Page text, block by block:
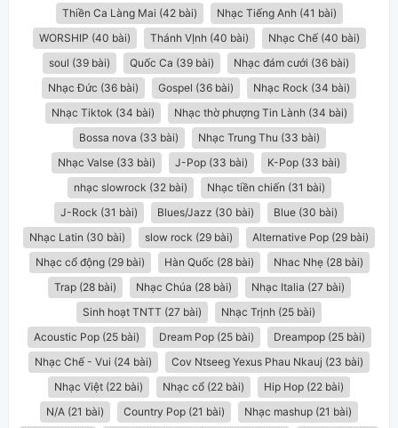
Thiền Ca Làng Mai (42 bài)
Nhạc Tiếng Anh (41 bài)
WORSHIP (40 bài)
Thánh VỊnh (40 bài)
Nhạc Chế (40 bài)
soul (39 bài)
Quốc Ca (39 bài)
Nhạc đám cưới (36 bài)
Nhạc Đức (36 bài)
Gospel (36 bài)
Nhạc Rock (34 bài)
Nhạc Tiktok (34 bài)
Nhạc thờ phượng Tin Lành (34 bài)
Bossa nova (33 bài)
Nhạc Trung Thu (33 bài)
Nhạc Valse (33 bài)
J-Pop (33 bài)
K-Pop (33 bài)
nhạc slowrock (32 bài)
Nhạc tiền chiến (31 bài)
J-Rock (31 bài)
Blues/Jazz (30 bài)
Blue (30 bài)
Nhạc Latin (30 bài)
slow rock (29 bài)
Alternative Pop (29 bài)
Nhạc cổ động (29 bài)
Hàn Quốc (28 bài)
Nhac Nhẹ (28 bài)
Trap (28 bài)
Nhạc Chúa (28 bài)
Nhạc Italia (27 bài)
Sinh hoạt TNTT (27 bài)
Nhạc Trịnh (25 bài)
Acoustic Pop (25 bài)
Dream Pop (25 bài)
Dreampop (25 bài)
Nhạc Chế - Vui (24 bài)
Cov Ntseeg Yexus Phau Nkauj (23 bài)
Nhạc Việt (22 bài)
Nhạc cổ (22 bài)
Hip Hop (22 bài)
N/A (21 bài)
Country Pop (21 bài)
Nhạc mashup (21 bài)